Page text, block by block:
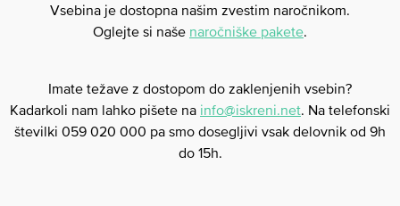
Vsebina je dostopna našim zvestim naročnikom.
Oglejte si naše naročniške pakete
Imate težave z dostopom do zaklenjenih vsebin?
Kadarkoli nam lahko pišete na info@iskreni.net . Na telefonski
številki 059 020 000 pa smo dosegljivi vsak delovnik od 9h
do 15h.